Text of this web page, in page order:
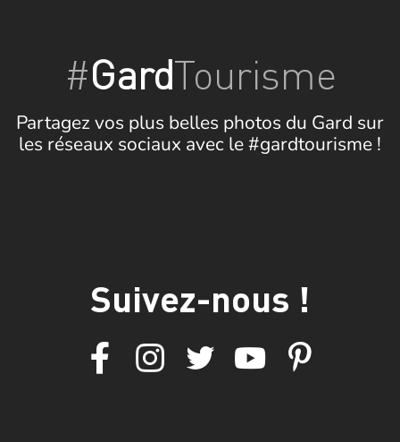
#GardTourisme
Partagez vos plus belles photos du Gard sur
les réseaux sociaux avec le #gardtourisme !
Suivez-nous !